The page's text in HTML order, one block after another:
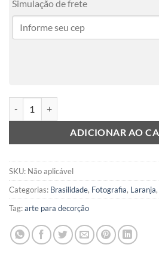
Simulação de frete
ADICIONAR AO
SKU: Não aplicável
Categorias: Brasilidade, Fotografia, Laranja,
Tag:arte para decorção